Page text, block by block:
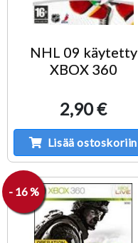
NHL 09 käytetty
XBOX 360
2,90 €
Lisää ostoskoriin
- 16 %